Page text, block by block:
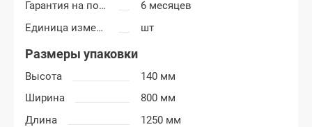
Гарантия на покраску
6 месяцев
Единица измерения
шт
Размеры упаковки
Высота
140 мм
Ширина
800 мм
Длина
1250 мм